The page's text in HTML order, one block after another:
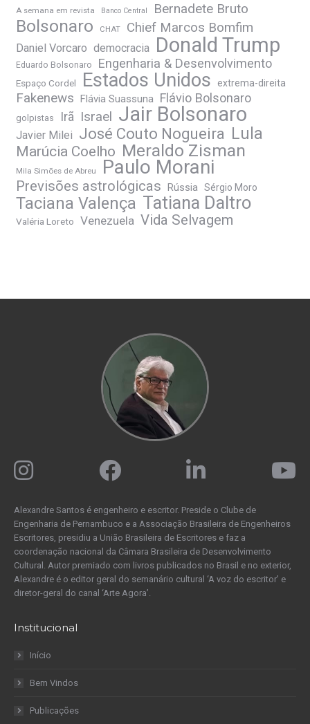
A semana em revista Banco Central Bernadete Bruto
Bolsonaro CHAT Chief Marcos Bomfim
Daniel Vorcaro democracia Donald Trump
Eduardo Bolsonaro Engenharia & Desenvolvimento
Espaço Cordel Estados Unidos extrema-direita
Fakenews Flávia Suassuna Flávio Bolsonaro
golpistas Irã Israel Jair Bolsonaro
Javier Milei José Couto Nogueira Lula
Marúcia Coelho Meraldo Zisman
Mila Simões de Abreu Paulo Morani
Previsões astrológicas Rússia Sérgio Moro
Taciana Valença Tatiana Daltro
Valéria Loreto Venezuela Vida Selvagem
Alexandre Santos é engenheiro e escritor. Preside o Clube de
Engenharia de Pernambuco e a Associação Brasileira de Engenheiros
Escritores, presidiu a União Brasileira de Escritores e faz a
coordenação nacional da Câmara Brasileira de Desenvolvimento
Cultural. Autor premiado com livros publicados no Brasil e no exterior,
Alexandre é o editor geral do semanário cultural ‘A voz do escritor’ e
diretor-geral do canal ‘Arte Agora’.
Institucional
Início
Bem Vindos
Publicações